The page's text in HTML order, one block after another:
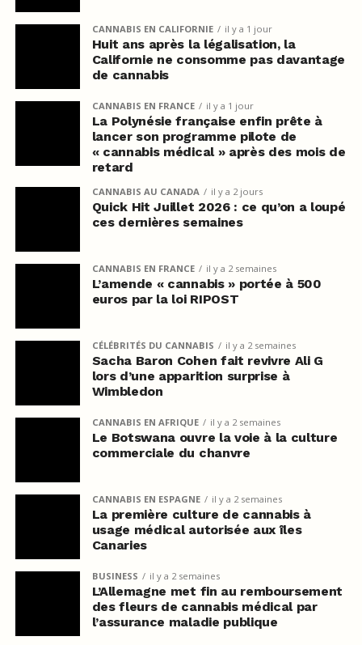
CANNABIS EN CALIFORNIE il y a 1 jour
Huit ans après la légalisation, la
Californie ne consomme pas davantage
de cannabis
CANNABIS EN FRANCE il y a 1 jour
La Polynésie française enfin prête à
lancer son programme pilote de
« cannabis médical » après des mois de
retard
CANNABIS AU CANADA il y a 2 jours
Quick Hit Juillet 2026 : ce qu’on a loupé
ces dernières semaines
CANNABIS EN FRANCE il y a 2 semaines
L’amende « cannabis » portée à 500
euros par la loi RIPOST
CÉLÉBRITÉS DU CANNABIS il y a 2 semaines
Sacha Baron Cohen fait revivre Ali G
lors d’une apparition surprise à
Wimbledon
CANNABIS EN AFRIQUE il y a 2 semaines
Le Botswana ouvre la voie à la culture
commerciale du chanvre
CANNABIS EN ESPAGNE il y a 2 semaines
La première culture de cannabis à
usage médical autorisée aux îles
Canaries
BUSINESS il y a 2 semaines
L’Allemagne met fin au remboursement
des fleurs de cannabis médical par
l’assurance maladie publique